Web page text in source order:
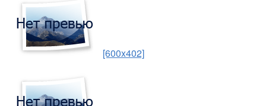
[600x402]